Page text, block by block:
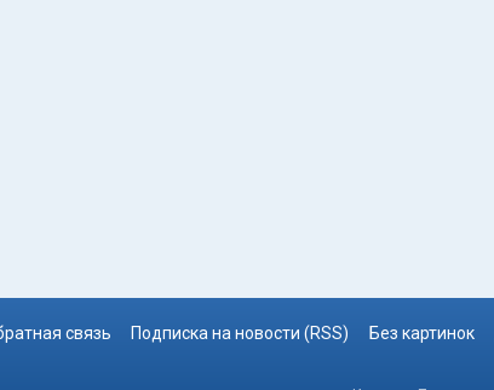
связь Подписка на новости (RSS) Без картинок